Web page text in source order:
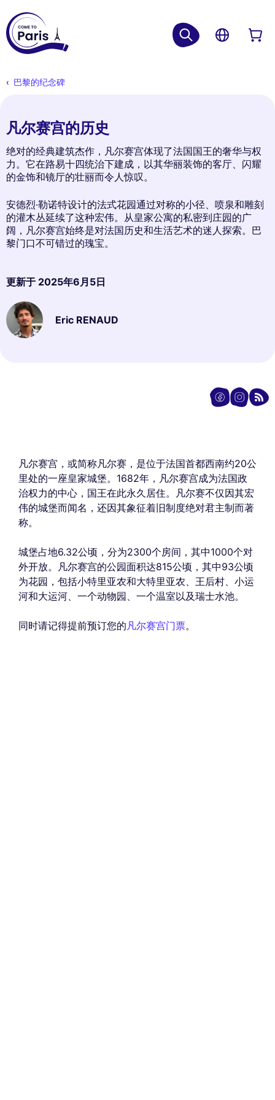
巴黎的纪念碑
凡尔赛宫的历史
绝对的经典建筑杰作，凡尔赛宫体现了法国国王的奢华与权
力。它在路易十四统治下建成，以其华丽装饰的客厅、闪耀
的金饰和镜厅的壮丽而令人惊叹。
安德烈·勒诺特设计的法式花园通过对称的小径、喷泉和雕刻
的灌木丛延续了这种宏伟。从皇家公寓的私密到庄园的广
阔，凡尔赛宫始终是对法国历史和生活艺术的迷人探索。巴
黎门口不可错过的瑰宝。
更新于 2025年6月5日
Eric RENAUD
凡尔赛宫，或简称凡尔赛，是位于法国首都西南约20公
里处的一座皇家城堡。1682年，凡尔赛宫成为法国政
治权力的中心，国王在此永久居住。凡尔赛不仅因其宏
伟的城堡而闻名，还因其象征着旧制度绝对君主制而著
称。
城堡占地6.32公顷，分为2300个房间，其中1000个对
外开放。凡尔赛宫的公园面积达815公顷，其中93公顷
为花园，包括小特里亚农和大特里亚农、王后村、小运
河和大运河、一个动物园、一个温室以及瑞士水池。
同时请记得提前预订您的凡尔赛宫门票。